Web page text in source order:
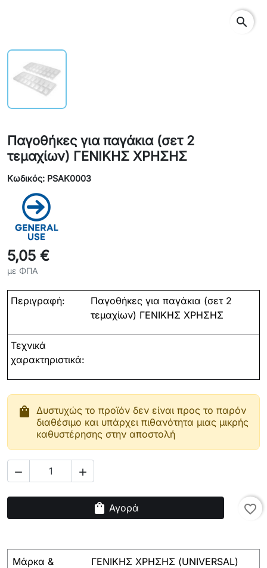
search
Παγοθήκες για παγάκια (σετ 2
τεμαχίων) ΓΕΝΙΚΗΣ ΧΡΗΣΗΣ
Κωδικός: PSAK0003
5,05 €
με ΦΠΑ
Περιγραφή:
Παγοθήκες για παγάκια (σετ 2
τεμαχίων) ΓΕΝΙΚΗΣ ΧΡΗΣΗΣ
Τεχνικά
χαρακτηριστικά:
shopping_bag Δυστυχώς το προϊόν δεν είναι προς το παρόν
διαθέσιμο και υπάρχει πιθανότητα μιας μικρής
καθυστέρησης στην αποστολή
 
shopping_bag Αγορά favorite_border
Μάρκα &
ΓΕΝΙΚΗΣ ΧΡΗΣΗΣ (UNIVERSAL)